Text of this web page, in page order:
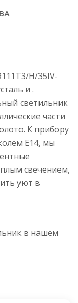
H/35IV-
и .
светильник
части
К прибору
E14, мы
свечением,
уют в
в нашем